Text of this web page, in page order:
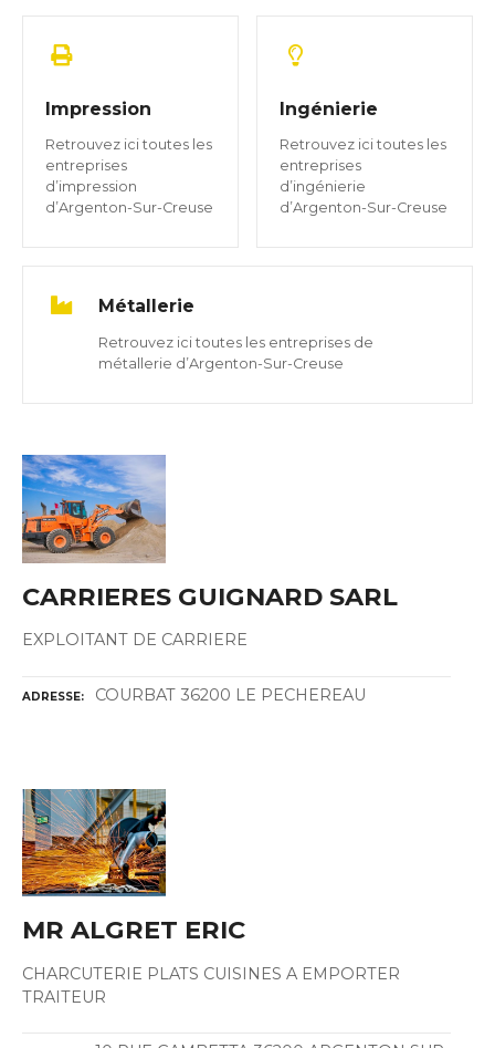
Impression
Retrouvez ici toutes les
entreprises
d’impression
d’Argenton-Sur-Creuse
Ingénierie
Retrouvez ici toutes les
entreprises
d’ingénierie
d’Argenton-Sur-Creuse
Métallerie
Retrouvez ici toutes les entreprises de
métallerie d’Argenton-Sur-Creuse
CARRIERES GUIGNARD SARL
EXPLOITANT DE CARRIERE
ADRESSE COURBAT 36200 LE PECHEREAU
MR ALGRET ERIC
CHARCUTERIE PLATS CUISINES A EMPORTER
TRAITEUR